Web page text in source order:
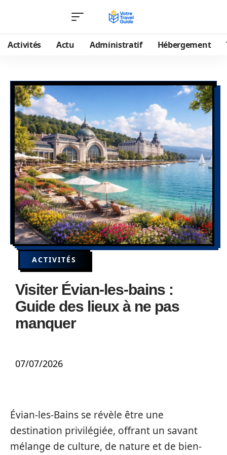
Activités Actu Administratif Hébergement
ACTIVITÉS
Visiter Évian-les-bains :
Guide des lieux à ne pas
manquer
07/07/2026
Évian-les-Bains se révèle être une
destination privilégiée, offrant un savant
mélange de culture, de nature et de bien-